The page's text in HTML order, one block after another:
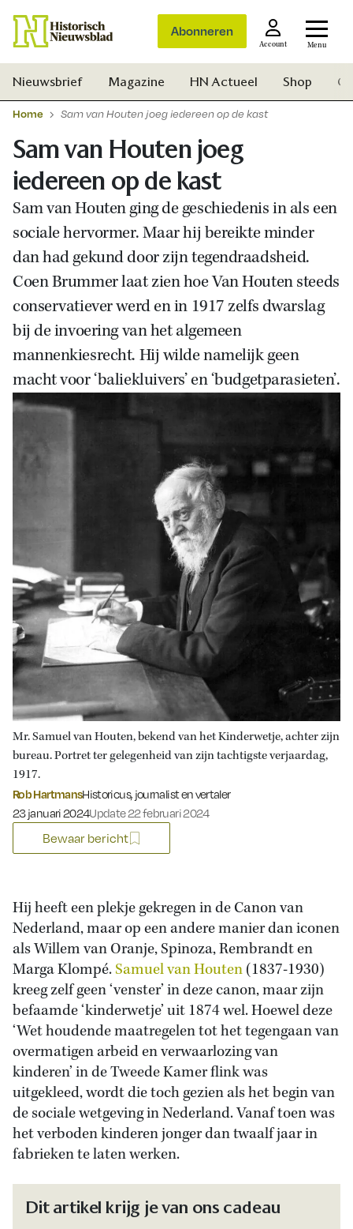
Abonneren
Account Menu
Nieuwsbrief Magazine HN Actueel Shop
Home Sam van Houten joeg iedereen op de kast
Sam van Houten joeg
iedereen op de kast
Sam van Houten ging de geschiedenis in als een
sociale hervormer. Maar hij bereikte minder
dan had gekund door zijn tegendraadsheid.
Coen Brummer laat zien hoe Van Houten steeds
conservatiever werd en in 1917 zelfs dwarslag
bij de invoering van het algemeen
mannenkiesrecht. Hij wilde namelijk geen
macht voor ‘baliekluivers’ en ‘budgetparasieten’.
Mr. Samuel van Houten, bekend van het Kinderwetje, achter zijn
bureau. Portret ter gelegenheid van zijn tachtigste verjaardag,
1917.
Rob HartmansHistoricus, journalist en vertaler
Gepubliceerd op:
23 januari 2024Update 22 februari 2024
Bewaar bericht
Hij heeft een plekje gekregen in de Canon van
Nederland, maar op een andere manier dan iconen
als Willem van Oranje, Spinoza, Rembrandt en
Marga Klompé.Samuel van Houten(1837-1930)
kreeg zelf geen ‘venster’ in deze canon, maar zijn
befaamde ‘kinderwetje’ uit 1874 wel. Hoewel deze
‘Wet houdende maatregelen tot het tegengaan van
overmatigen arbeid en verwaarlozing van
kinderen’ in de Tweede Kamer flink was
uitgekleed, wordt die toch gezien als het begin van
de sociale wetgeving in Nederland. Vanaf toen was
het verboden kinderen jonger dan twaalf jaar in
fabrieken te laten werken.
Dit artikel krijg je van ons cadeau